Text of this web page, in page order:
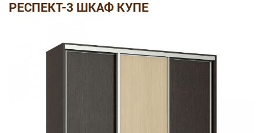
РЕСПЕКТ-3 ШКАФ КУПЕ